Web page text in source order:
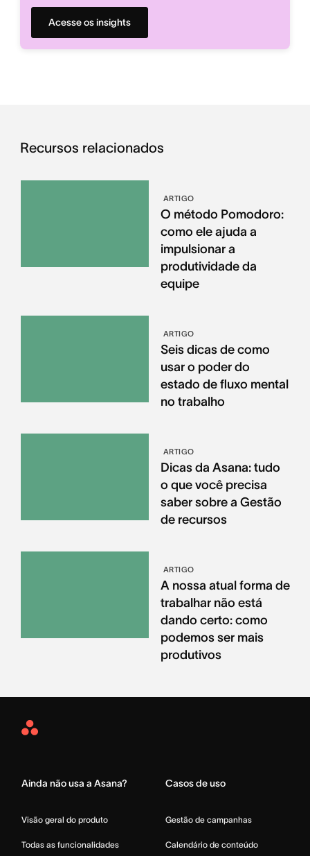
Acesse os insights
Recursos relacionados
ARTIGO
O método Pomodoro:
como ele ajuda a
impulsionar a
produtividade da
equipe
ARTIGO
Seis dicas de como
usar o poder do
estado de fluxo mental
no trabalho
ARTIGO
Dicas da Asana: tudo
o que você precisa
saber sobre a Gestão
de recursos
ARTIGO
A nossa atual forma de
trabalhar não está
dando certo: como
podemos ser mais
produtivos
Asana
Ainda não usa a Asana?
Visão geral do produto
Todas as funcionalidades
Casos de uso
Gestão de campanhas
Calendário de conteúdo